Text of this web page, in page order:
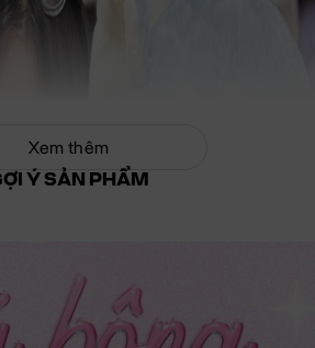
Xem thêm
Ý SẢN PHẨM